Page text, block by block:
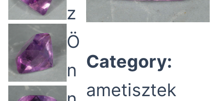
Category:
ametisztek
z
Ö
n